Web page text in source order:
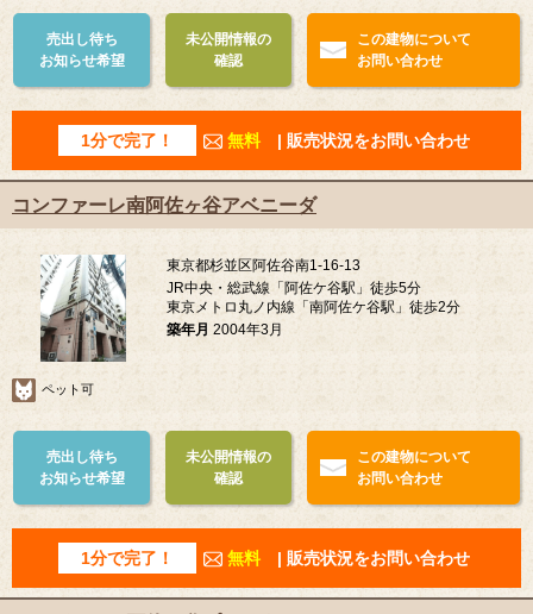
売出し待ち
お知らせ希望
未公開情報の
確認
この建物について
お問い合わせ
1分で完了！ 無料 | 販売状況をお問い合わせ
コンファーレ南阿佐ヶ谷アベニーダ
東京都杉並区阿佐谷南1-16-13
JR中央・総武線「阿佐ケ谷駅」徒歩5分
東京メトロ丸ノ内線「南阿佐ケ谷駅」徒歩2分
築年月 2004年3月
ペット可
売出し待ち
お知らせ希望
未公開情報の
確認
この建物について
お問い合わせ
1分で完了！ 無料 | 販売状況をお問い合わせ